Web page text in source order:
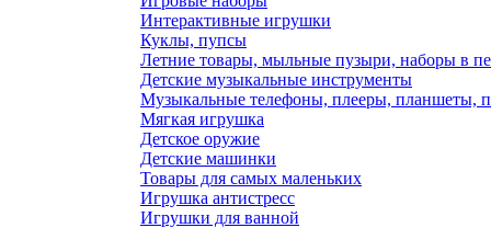
Интерактивные игрушки
Куклы, пупсы
Летние товары, мыльные пузыри, наборы в
Детские музыкальные инструменты
Музыкальные телефоны, плееры, планшеты,
Мягкая игрушка
Детское оружие
Детские машинки
Товары для самых маленьких
Игрушка антистресс
Игрушки для ванной